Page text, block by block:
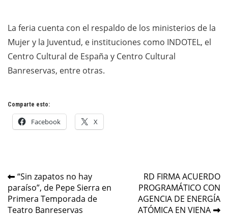
La feria cuenta con el respaldo de los ministerios de la
Mujer y la Juventud, e instituciones como INDOTEL, el
Centro Cultural de España y Centro Cultural
Banreservas, entre otras.
Comparte esto:
Facebook X
Navegación
de
“Sin zapatos no hay
paraíso”, de Pepe Sierra en
Primera Temporada de
Teatro Banreservas
RD FIRMA ACUERDO
PROGRAMÁTICO CON
AGENCIA DE ENERGÍA
ATÓMICA EN VIENA